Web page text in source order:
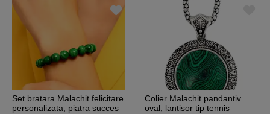
Set bratara Malachit felicitare
personalizata, piatra succes
Colier Malachit pandantiv
oval, lantisor tip tennis